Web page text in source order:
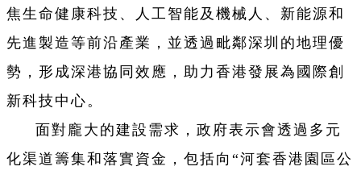
焦生命健康科技、人工智能及機械人、新能源和
先進製造等前沿產業，並透過毗鄰深圳的地理優
勢，形成深港協同效應，助力香港發展為國際創
新科技中心。
面對龐大的建設需求，政府表示會透過多元
化渠道籌集和落實資金，包括向“河套香港園區公